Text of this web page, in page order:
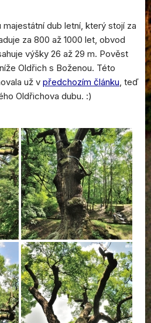
dub letní, který stojí za
za 800 až 1000 let, obvod
výšky 26 až 29 m. Pověst
Oldřich s Boženou. Této
už v předchozím článku, teď
Oldřichova dubu. :)